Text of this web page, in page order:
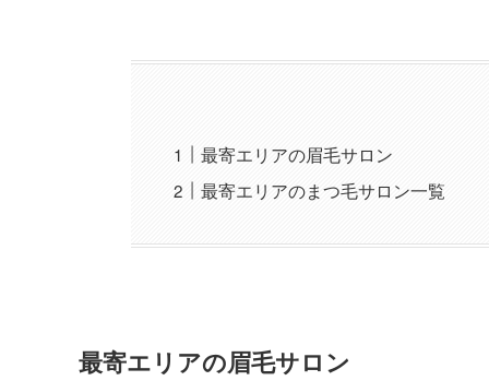
最寄エリアの眉毛サロン
最寄エリアのまつ毛サロン一覧
最寄エリアの眉毛サロン